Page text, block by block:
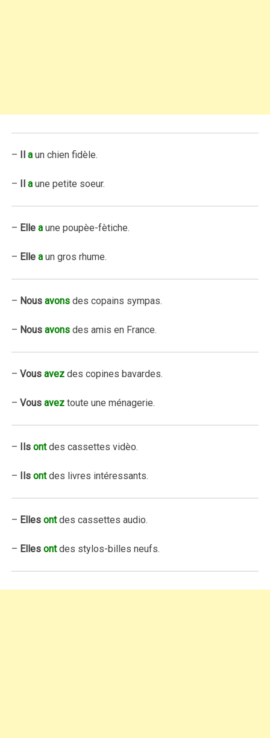
– Il a un chien fidèle.
– Il a une petite soeur.
– Elle a une poupèe-fètiche.
– Elle a un gros rhume.
– Nous avons des copains sympas.
– Nous avons des amis en France.
–Vous avez des copines bavardes.
–Vous avez toute une ménagerie.
– Ils ontdes cassettes vidèo.
– Ils ontdes livres intéressants.
– Elles ontdes cassettes audio.
– Elles ontdes stylos-billes neufs.